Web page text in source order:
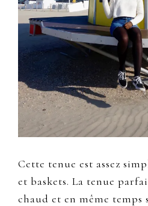
Cette tenue est assez
et baskets. La tenue
chaud et en même temps